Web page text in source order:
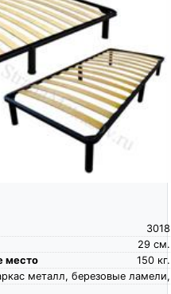
3018
см.
29
место
кг.
150
металл, березовые ламели,